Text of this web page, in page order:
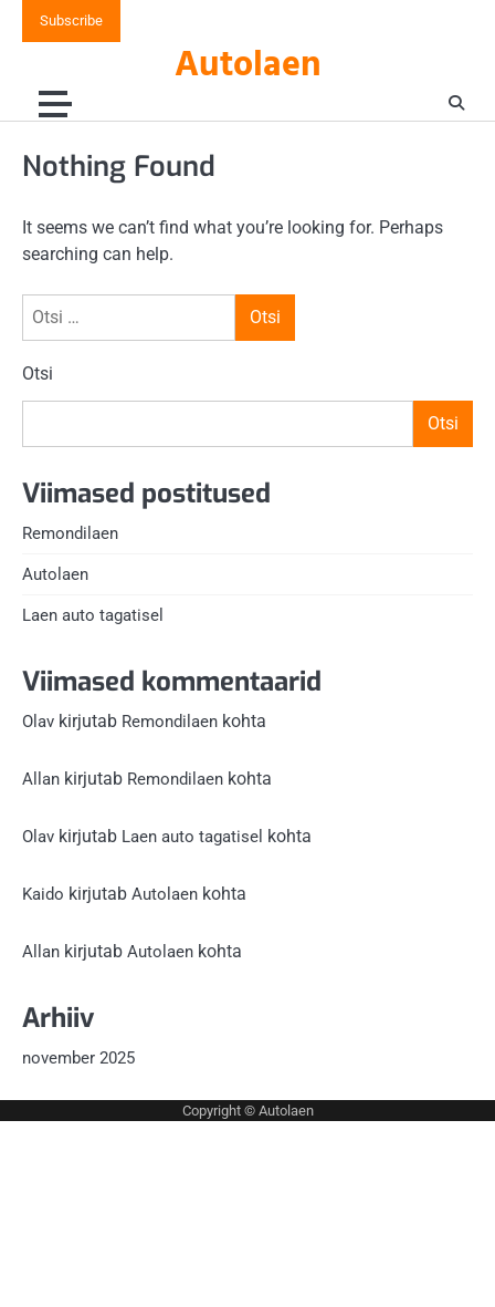
Subscribe
Autolaen
Nothing Found
It seems we can’t find what you’re looking for. Perhaps
searching can help.
Otsi:
Otsi
Otsi
Viimased postitused
Remondilaen
Autolaen
Laen auto tagatisel
Viimased kommentaarid
Olav kirjutab Remondilaen kohta
Allan kirjutab Remondilaen kohta
Olav kirjutab Laen auto tagatisel kohta
Kaido kirjutab Autolaen kohta
Allan kirjutab Autolaen kohta
Arhiiv
november 2025
Copyright © Autolaen